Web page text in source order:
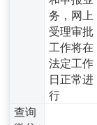
务，网上
受理审批
工作将在
法定工作
日正常进
行
查询